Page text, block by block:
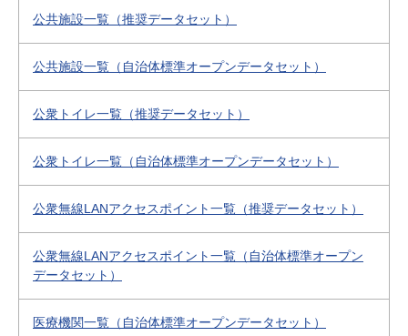
公共施設一覧（推奨データセット）
公共施設一覧（自治体標準オープンデータセット）
公衆トイレ一覧（推奨データセット）
公衆トイレ一覧（自治体標準オープンデータセット）
公衆無線LANアクセスポイント一覧（推奨データセット）
公衆無線LANアクセスポイント一覧（自治体標準オープン
データセット）
医療機関一覧（自治体標準オープンデータセット）